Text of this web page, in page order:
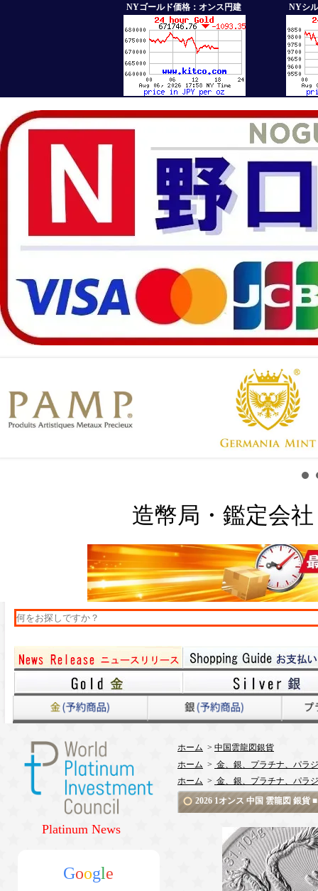
NYゴールド価格：オンス円建 NYシ
造幣局・鑑定会
Platinum News
Google
ホーム > 中国雲龍図銀貨
ホーム > 金、銀、プラチナ、パラ
ホーム > 金、銀、プラチナ、パラ
2026 1オンス 中国 雲龍図 銀貨